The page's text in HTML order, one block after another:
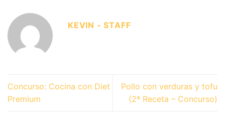
KEVIN - STAFF
Concurso: Cocina con Diet
Premium
Pollo con verduras y tofu
(2ª Receta – Concurso)